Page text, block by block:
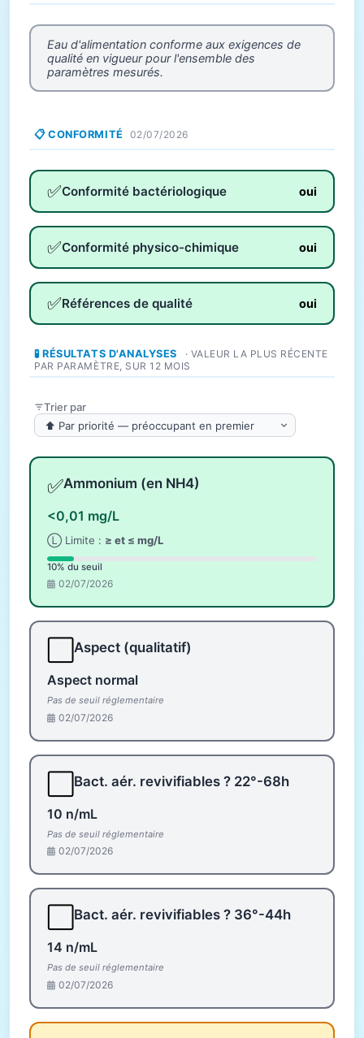
Eau d'alimentation conforme aux exigences de
qualité en vigueur pour l'ensemble des
paramètres mesurés.
📋 CONFORMITÉ 02/07/2026
✅Conformité bactériologique oui
✅Conformité physico-chimique oui
✅Références de qualité oui
🧪 RÉSULTATS D'ANALYSES
· VALEUR LA PLUS RÉCENTE
PAR PARAMÈTRE, SUR 12 MOIS
Trier par
✅Ammonium (en NH4)
<0,01 mg/L
Ⓛ Limite : ≥ et ≤ mg/L
10% du seuil
02/07/2026
Aspect (qualitatif)
Aspect normal
Pas de seuil réglementaire
02/07/2026
Bact. aér. revivifiables ? 22°-68h
10 n/mL
Pas de seuil réglementaire
02/07/2026
Bact. aér. revivifiables ? 36°-44h
14 n/mL
Pas de seuil réglementaire
02/07/2026